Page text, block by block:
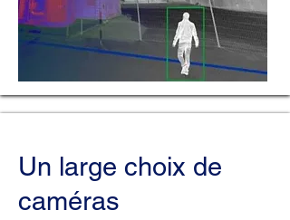
Un large choix de
caméras